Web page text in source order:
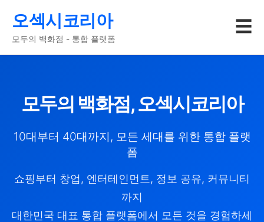
오섹시코리아
모두의 백화점 - 통합 플랫폼
☰
모두의 백화점, 오섹시코리아
10대부터 40대까지, 모든 세대를 위한 통합 플랫
폼
쇼핑부터 창업, 엔터테인먼트, 정보 공유, 커뮤니티
까지
대한민국 대표 통합 플랫폼에서 모든 것을 경험하세